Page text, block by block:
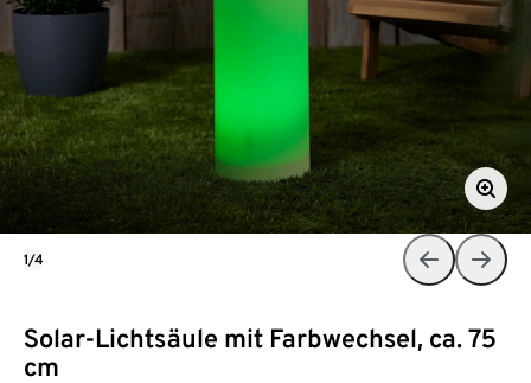
Solar-Lichtsäule mit Farbwechsel, ca. 75
cm
1/4